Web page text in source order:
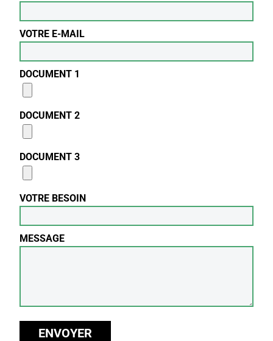
VOTRE E-MAIL
DOCUMENT 1
DOCUMENT 2
DOCUMENT 3
VOTRE BESOIN
MESSAGE